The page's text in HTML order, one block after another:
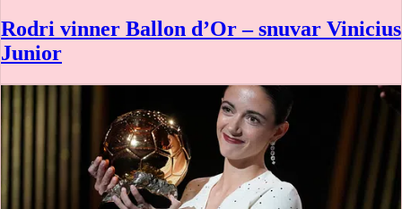
Rodri vinner Ballon d’Or – snuvar Vinicius
Junior